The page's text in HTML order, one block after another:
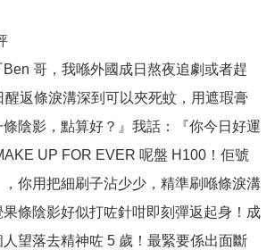
Ben 哥，我喺外國成日熬夜追劇或者趕
返條淚溝深到可以夾死蚊，用遮瑕膏
陰影，點算好？』我話：『你今日好運
UP FOR EVER 呢盤 H100！佢號
你用把細刷子沾少少，精準刷喺條淚溝
條陰影好似打咗針咁即刻彈返起身！成
望落去精神咗 5 歲！最緊要係出面斷